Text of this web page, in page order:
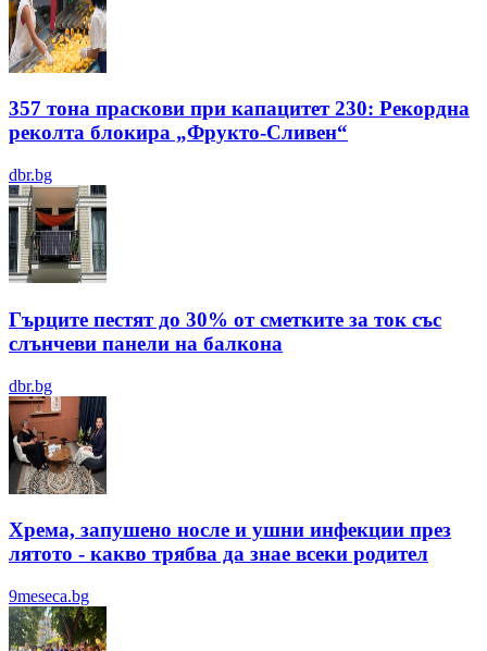
357 тона праскови при капацитет 230: Рекордна
реколта блокира „Фрукто-Сливен“
dbr.bg
Гърците пестят до 30% от сметките за ток със
слънчеви панели на балкона
dbr.bg
Хрема, запушено носле и ушни инфекции през
лятотo - какво трябва да знае всеки родител
9meseca.bg